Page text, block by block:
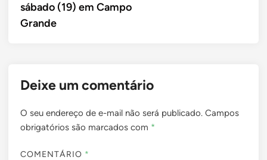
sábado (19) em Campo
Grande
Deixe um comentário
O seu endereço de e-mail não será publicado. Campos
obrigatórios são marcados com *
COMENTÁRIO *